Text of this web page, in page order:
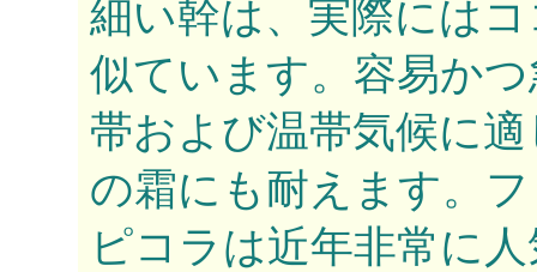
細い幹は、実際には
似ています。容易か
帯および温帯気候に
の霜にも耐えます。
ピコラは近年非常に